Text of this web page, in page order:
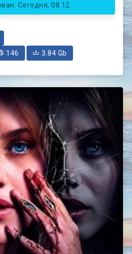
Сегодня, 08:12
146
3.84 Gb